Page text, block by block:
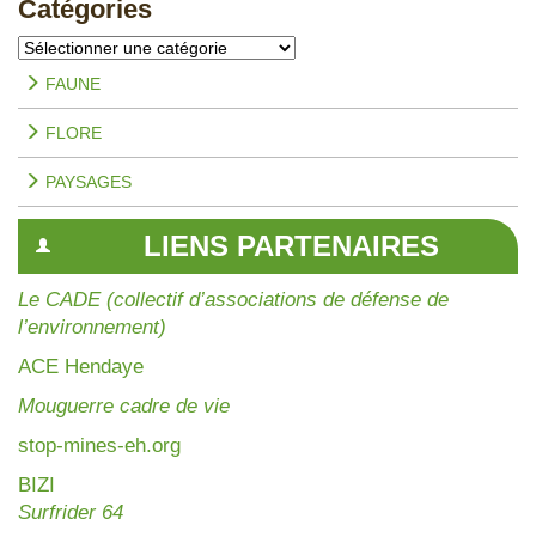
Catégories
Catégories
FAUNE
FLORE
PAYSAGES
LIENS PARTENAIRES
Le CADE (collectif d’associations de défense de
l’environnement)
ACE Hendaye
Mouguerre cadre de vie
stop-mines-eh.org
BIZI
Surfrider 64